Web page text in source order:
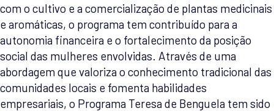
com o cultivo e a comercialização de plantas medicinais
e aromáticas, o programa tem contribuído para a
autonomia financeira e o fortalecimento da posição
social das mulheres envolvidas. Através de uma
abordagem que valoriza o conhecimento tradicional das
comunidades locais e fomenta habilidades
empresariais, o Programa Teresa de Benguela tem sido